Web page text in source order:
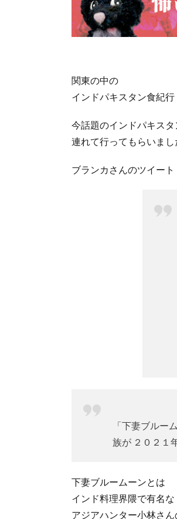
関東の中の
インドパキスタン食紀行
今話題のインドパキス
連れて行ってもらいまし
ブランカさんのツイート
「下妻ブルー
族が ２０２１
下妻ブルームーンとは
インド料理界隈で有名な
アジアハンター小林さ